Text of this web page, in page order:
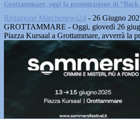
Grottammare, oggi la presentazione di
Redazione Marchenews24 - 26 Giugno
GROTTAMMARE - Oggi, giovedì 26
Piazza Kursaal a Grottammare, avverrà la